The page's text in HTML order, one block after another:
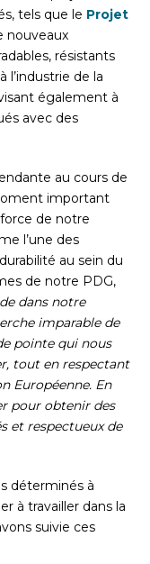
tels que le Projet
nouveaux
résistants
l’industrie de la
également à
avec des
au cours de
important
de notre
l’une des
au sein du
de notre PDG,
dans notre
imparable de
pointe qui nous
tout en respectant
Européenne. En
pour obtenir des
et respectueux de
déterminés à
à travailler dans la
suivie ces